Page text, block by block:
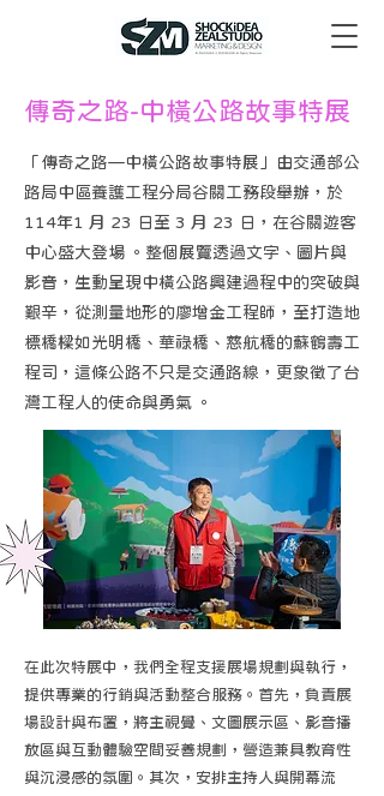
傳奇之路-中橫公路故事特展
「傳奇之路—中橫公路故事特展」由交通部公
路局中區養護工程分局谷關工務段舉辦，於
114年1 月 23 日至 3 月 23 日，在谷關遊客
中心盛大登場 。整個展覽透過文字、圖片與
影音，生動呈現中橫公路興建過程中的突破與
艱辛，從測量地形的廖增金工程師，至打造地
標橋樑如光明橋、華祿橋、慈航橋的蘇鶴壽工
程司，這條公路不只是交通路線，更象徵了台
灣工程人的使命與勇氣 。
在此次特展中，我們全程支援展場規劃與執行，
提供專業的行銷與活動整合服務。首先，負責展
場設計與布置，將主視覺、文圖展示區、影音播
放區與互動體驗空間妥善規劃，營造兼具教育性
與沉浸感的氛圍。其次，安排主持人與開幕流